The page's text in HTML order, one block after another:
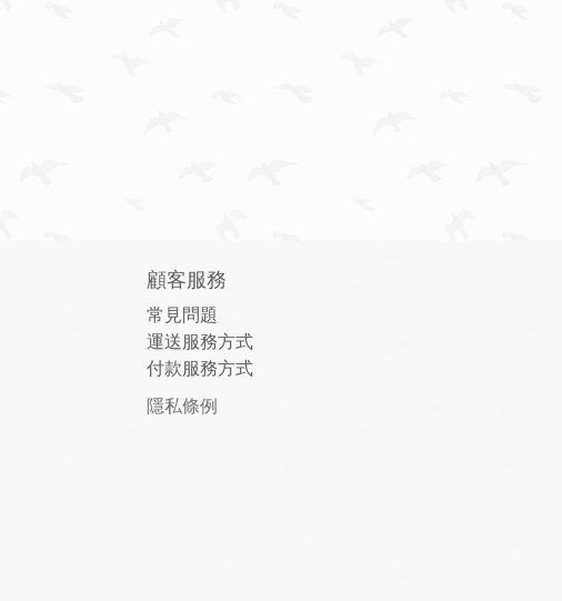
顧客服務
常見問題
運送服務方式
付款服務方式
隱私條例